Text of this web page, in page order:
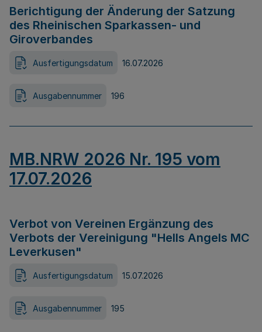
Berichtigung der Änderung der Satzung
des Rheinischen Sparkassen- und
Giroverbandes
Ausfertigungsdatum 16.07.2026
Ausgabennummer 196
MB.NRW 2026 Nr. 195 vom
17.07.2026
Verbot von Vereinen Ergänzung des
Verbots der Vereinigung "Hells Angels MC
Leverkusen"
Ausfertigungsdatum 15.07.2026
Ausgabennummer 195